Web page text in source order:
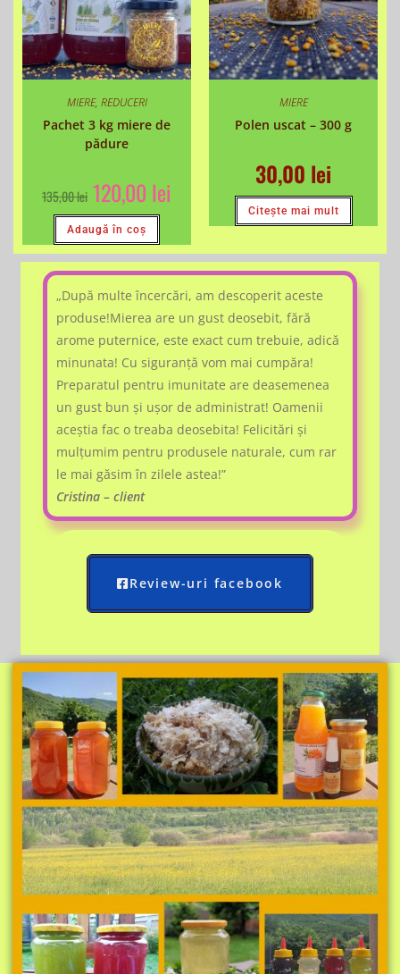
MIERE, REDUCERI
Pachet 3 kg miere de
pădure
135,00lei 120,00 lei
Adaugă în coș
MIERE
Polen uscat – 300 g
30,00 lei
Citește mai mult
„După multe încercări, am descoperit aceste
produse!Mierea are un gust deosebit, fără
arome puternice, este exact cum trebuie, adică
minunata! Cu siguranță vom mai cumpăra!
Preparatul pentru imunitate are deasemenea
un gust bun și ușor de administrat! Oamenii
aceștia fac o treaba deosebita! Felicitări și
mulțumim pentru produsele naturale, cum rar
le mai găsim în zilele astea!”
Cristina – client
Review-uri facebook